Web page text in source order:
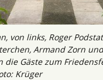
von links, Roger
Armand Zorn
die Gäste zum
Krüger